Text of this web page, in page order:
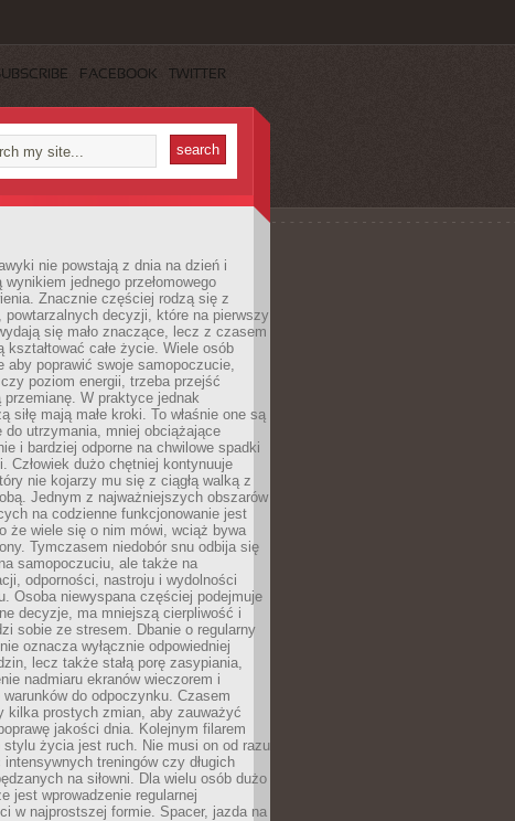
FACEBOOK TWITTER
nie powstają z dnia na dzień i
wynikiem jednego przełomowego
Znacznie częściej rodzą się z
powtarzalnych decyzji, które na pierwszy
się mało znaczące, lecz z czasem
kształtować całe życie. Wiele osób
aby poprawić swoje samopoczucie,
poziom energii, trzeba przejść
przemianę. W praktyce jednak
siłę mają małe kroki. To właśnie one są
do utrzymania, mniej obciążające
i bardziej odporne na chwilowe spadki
Człowiek dużo chętniej kontynuuje
nie kojarzy mu się z ciągłą walką z
Jednym z najważniejszych obszarów
na codzienne funkcjonowanie jest
że wiele się o nim mówi, wciąż bywa
Tymczasem niedobór snu odbija się
samopoczuciu, ale także na
odporności, nastroju i wydolności
Osoba niewyspana częściej podejmuje
decyzje, ma mniejszą cierpliwość i
sobie ze stresem. Dbanie o regularny
oznacza wyłącznie odpowiedniej
lecz także stałą porę zasypiania,
nadmiaru ekranów wieczorem i
warunków do odpoczynku. Czasem
kilka prostych zmian, aby zauważyć
jakości dnia. Kolejnym filarem
stylu życia jest ruch. Nie musi on od razu
treningów czy długich
na siłowni. Dla wielu osób dużo
jest wprowadzenie regularnej
w najprostszej formie. Spacer, jazda na